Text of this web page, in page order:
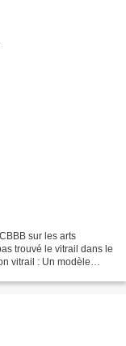
sur les arts
trouvé le vitrail dans le
vitrail : Un modèle